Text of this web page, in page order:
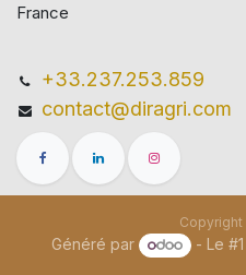
France
+33.237.253.859
contact@diragri.com
Généré par - Le